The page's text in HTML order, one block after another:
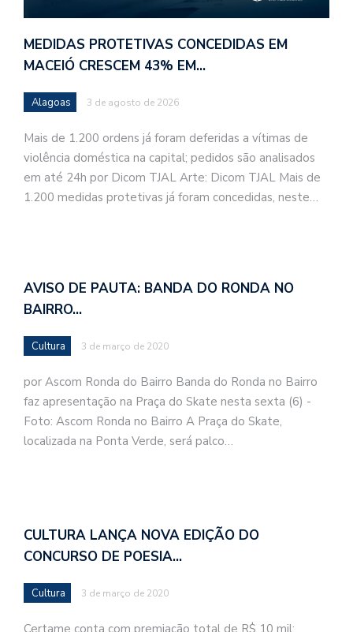
MEDIDAS PROTETIVAS CONCEDIDAS EM
MACEIÓ CRESCEM 43% EM…
Alagoas 3 de agosto de 2026
Mais de 1.200 ordens já foram deferidas a vítimas de
violência doméstica na capital; pedidos são analisados
em até 24h por Dicom TJAL Arte: Dicom TJAL Mais de
1.200 medidas protetivas já foram concedidas, neste…
AVISO DE PAUTA: BANDA DO RONDA NO
BAIRRO…
Cultura 3 de março de 2020
por Ascom Ronda do Bairro Banda do Ronda no Bairro
faz apresentação na Praça do Skate nesta sexta (6) -
Foto: Ascom Ronda no Bairro A Praça do Skate,
localizada na Ponta Verde, será palco…
CULTURA LANÇA NOVA EDIÇÃO DO
CONCURSO DE POESIA…
Cultura 3 de março de 2020
Certame conta com premiação total de R$ 10 mil;